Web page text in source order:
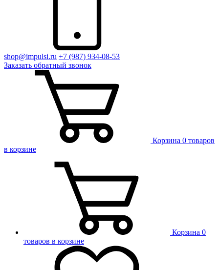
shop@impulsi.ru +7 (987) 934-08-53
Заказать обратный звонок
Корзина 0 товаров
в корзине
Корзина 0
товаров в корзине